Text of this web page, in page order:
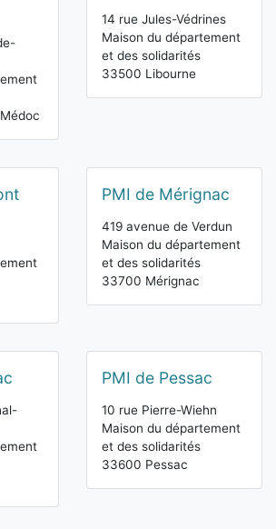
14 rue Jules-Védrines
Maison du département
et des solidarités
33500 Libourne
PMI de Mérignac
419 avenue de Verdun
Maison du département
et des solidarités
33700 Mérignac
PMI de Pessac
10 rue Pierre-Wiehn
Maison du département
et des solidarités
33600 Pessac